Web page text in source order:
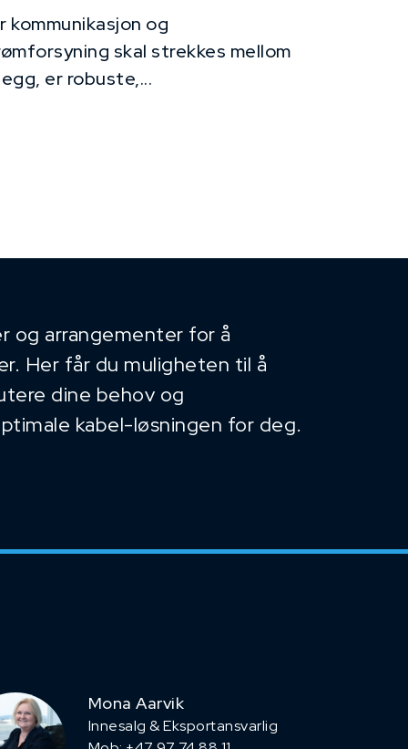
kommunikasjon og
skal strekkes mellom
er robuste,...
og arrangementer for å
Her får du muligheten til å
dine behov og
kabel-løsningen for deg.
Mona Aarvik
Innesalg & Eksportansvarlig